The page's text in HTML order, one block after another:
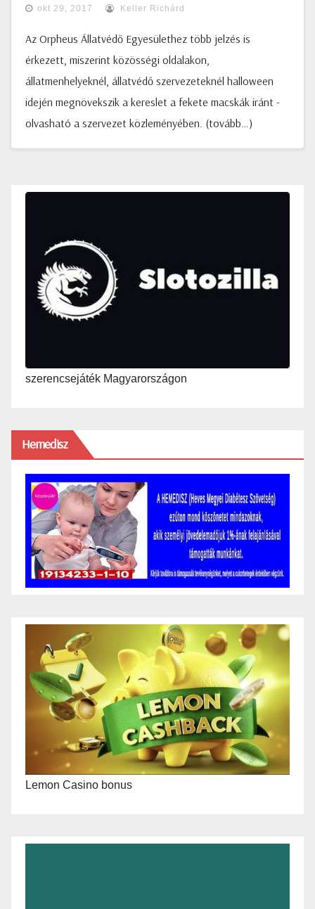
okt 29, 2017 Keller Richárd
Az Orpheus Állatvédő Egyesülethez több jelzés is
érkezett, miszerint közösségi oldalakon,
állatmenhelyeknél, állatvédő szervezeteknél halloween
idején megnövekszik a kereslet a fekete macskák iránt -
olvasható a szervezet közleményében. (tovább…)
szerencsejáték Magyarországon
Hemedisz
Lemon Casino bonus